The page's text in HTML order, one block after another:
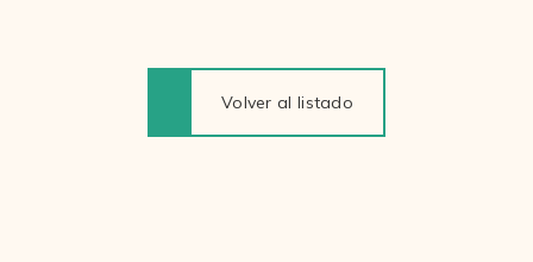
Volver al listado